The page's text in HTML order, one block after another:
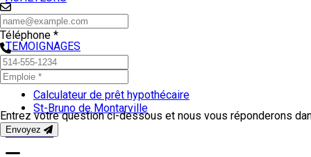
VENDEURS
TEMOIGNAGES
OUTILS
Calculateur de prêt hypothécaire
St-Bruno de Montarville
CONTACT
Téléphone *
Entrez votre question ci-dessous et nous vous réponderons
Envoyez